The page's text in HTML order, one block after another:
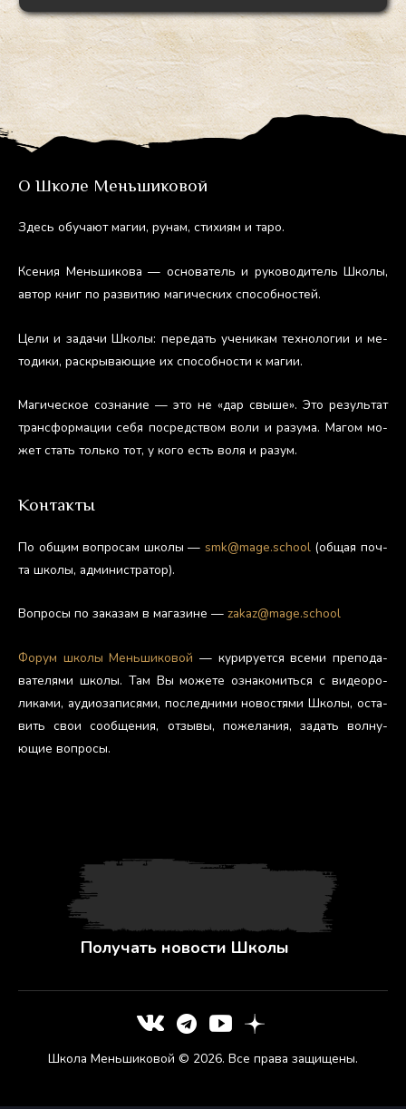
О Школе Меньшиковой
Здесь обу­ча­ют ма­гии, ру­нам, сти­хи­ям и та­ро.
Ксе­ния Мень­ши­кова — ос­но­ватель и ру­ково­дитель Шко­лы,
ав­тор книг по раз­ви­тию ма­гичес­ких спо­соб­ностей.
Це­ли и за­дачи Шко­лы: пе­редать уче­никам тех­но­логии и ме­
тоди­ки, рас­кры­ва­ющие их спо­соб­ности к ма­гии.
Ма­гичес­кое соз­на­ние — это не «дар свы­ше». Это ре­зуль­тат
тран­сфор­ма­ции се­бя пос­редс­твом во­ли и ра­зума. Ма­гом мо­
жет стать толь­ко тот, у ко­го есть во­ля и ра­зум.
Контакты
По об­щим воп­ро­сам шко­лы — smk@mage.school(об­щая поч­
та шко­лы, ад­ми­нис­тра­тор).
Воп­ро­сы по за­казам в ма­гази­не — zakaz@mage.school
Фо­рум шко­лы Мень­ши­ковой — ку­риру­ет­ся все­ми пре­пода­
вате­лями шко­лы. Там Вы мо­жете оз­на­комить­ся с ви­де­оро­
лика­ми, а­уди­оза­пися­ми, пос­ледни­ми но­вос­тя­ми Шко­лы, ос­та­
вить свои со­об­ще­ния, от­зы­вы, по­жела­ния, за­дать вол­ну­
ющие воп­ро­сы.
Получать новости Школы
Школа Меньшиковой © 2026. Все права защищены.